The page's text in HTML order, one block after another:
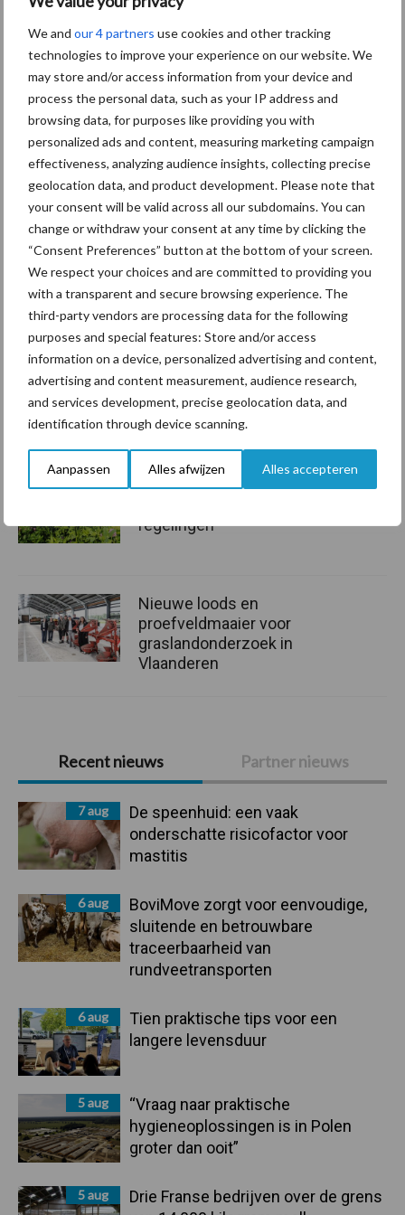
We and our 4 partners use cookies and other tracking
technologies to improve your experience on our website. We
may store and/or access information from your device and
process the personal data, such as your IP address and
browsing data, for purposes like providing you with
personalized ads and content, measuring marketing campaign
effectiveness, analyzing audience insights, collecting precise
geolocation data, and product development. Please note that
your consent will be valid across all our subdomains. You can
change or withdraw your consent at any time by clicking the
“Consent Preferences” button at the bottom of your screen.
We respect your choices and are committed to providing you
with a transparent and secure browsing experience. The
third-party vendors are processing data for the following
purposes and special features: Store and/or access
information on a device, personalized advertising and content,
advertising and content measurement, audience research,
and services development, precise geolocation data, and
identification through device scanning.
Aanpassen Alles afwijzen Alles accepteren
Primaire
Sidebar
Recent nieuws Partner nieuws
7 aug
De speenhuid: een vaak
onderschatte risicofactor voor
mastitis
6 aug
BoviMove zorgt voor eenvoudige,
sluitende en betrouwbare
traceerbaarheid van
rundveetransporten
6 aug
Tien praktische tips voor een
langere levensduur
5 aug
“Vraag naar praktische
hygieneoplossingen is in Polen
groter dan ooit”
5 aug
Drie Franse bedrijven over de grens
bemesting Diergezondheid
Gerelateerde artikelen grasland
Kwaliteit was al goed,
nieuwe serie verbetert die
nog
Budgetverhoging voor jonge
regelingen
Nieuwe loods en
proefveldmaaier voor
graslandonderzoek in
Vlaanderen